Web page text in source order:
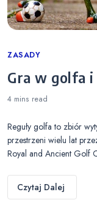
Categories
ZASADY
Gra w golfa i
4 mins read
Reguły golfa to zbiór
przestrzeni wielu lat
Royal and Ancient Golf
Czytaj Dalej